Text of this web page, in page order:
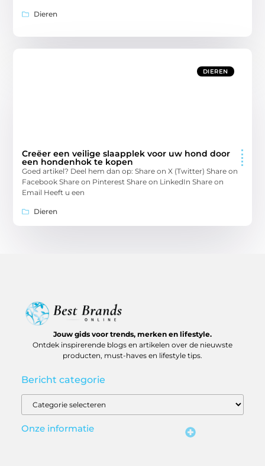
Dieren
DIEREN
Creëer een veilige slaapplek voor uw hond door
een hondenhok te kopen
Goed artikel? Deel hem dan op: Share on X (Twitter) Share on
Facebook Share on Pinterest Share on LinkedIn Share on
Email Heeft u een
Dieren
Jouw gids voor trends, merken en lifestyle.
Ontdek inspirerende blogs en artikelen over de nieuwste
producten, must-haves en lifestyle tips.
Bericht categorie
Onze informatie